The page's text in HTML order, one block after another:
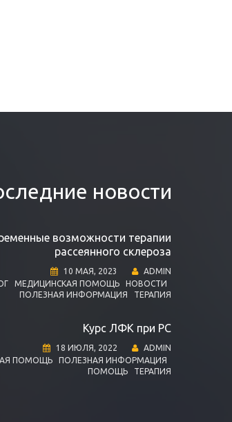
новости
возможности терапии
рассеянного склероза
10 МАЯ, 2023
ADMIN
МЕДИЦИНСКАЯ ПОМОЩЬ
НОВОСТИ
ПОЛЕЗНАЯ ИНФОРМАЦИЯ
ТЕРАПИЯ
Курс ЛФК при РС
18 ИЮЛЯ, 2022
ADMIN
ПОМОЩЬ
ПОЛЕЗНАЯ ИНФОРМАЦИЯ
ПОМОЩЬ
ТЕРАПИЯ